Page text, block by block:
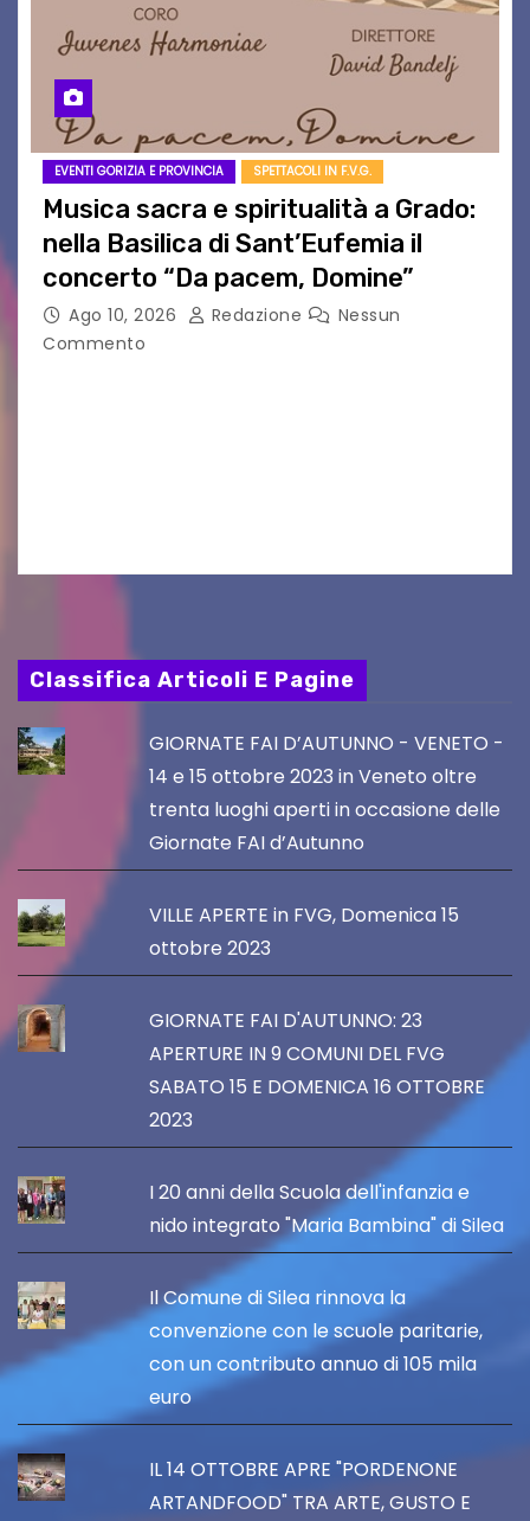
EVENTI GORIZIA E PROVINCIA SPETTACOLI IN F.V.G.
Musica sacra e spiritualità a Grado:
nella Basilica di Sant’Eufemia il
concerto “Da pacem, Domine”
Ago 10, 2026 Redazione
Nessun
Commento
Classifica Articoli E Pagine
GIORNATE FAI D’AUTUNNO - VENETO -
14 e 15 ottobre 2023 in Veneto oltre
trenta luoghi aperti in occasione delle
Giornate FAI d’Autunno
VILLE APERTE in FVG, Domenica 15
ottobre 2023
GIORNATE FAI D'AUTUNNO: 23
APERTURE IN 9 COMUNI DEL FVG
SABATO 15 E DOMENICA 16 OTTOBRE
2023
I 20 anni della Scuola dell'infanzia e
nido integrato "Maria Bambina" di Silea
Il Comune di Silea rinnova la
convenzione con le scuole paritarie,
con un contributo annuo di 105 mila
euro
IL 14 OTTOBRE APRE "PORDENONE
ARTANDFOOD" TRA ARTE, GUSTO E